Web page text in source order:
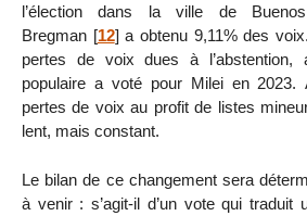
l’élection dans la ville de
Bregman [12] a obtenu 9,11% des
pertes de voix dues à l’abstention,
populaire a voté pour Milei en 2023.
pertes de voix au profit de listes
lent, mais constant.
Le bilan de ce changement sera
à venir : s’agit-il d’un vote qui traduit